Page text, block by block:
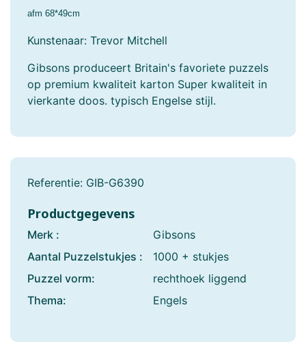
afm 68*49cm
Kunstenaar: Trevor Mitchell
Gibsons produceert Britain's favoriete puzzels
op premium kwaliteit karton Super kwaliteit in
vierkante doos. typisch Engelse stijl.
Referentie: GIB-G6390
Productgegevens
Merk :
Gibsons
Aantal Puzzelstukjes :
1000 + stukjes
Puzzel vorm:
rechthoek liggend
Thema:
Engels